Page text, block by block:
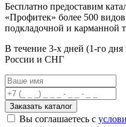
Бесплатно предоставим
«Профитек» более 500 видов
подкладочной и карманной
В течение 3-х дней (1-го
России и СНГ
Заказать каталог
Вы соглашаетесь с